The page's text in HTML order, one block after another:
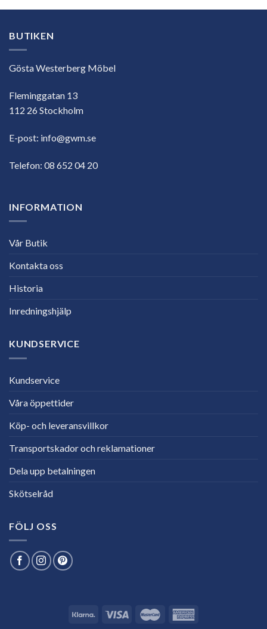
BUTIKEN
Gösta Westerberg Möbel
Fleminggatan 13
112 26 Stockholm
E-post: info@gwm.se
Telefon: 08 652 04 20
INFORMATION
Vår Butik
Kontakta oss
Historia
Inredningshjälp
KUNDSERVICE
Kundservice
Våra öppettider
Köp- och leveransvillkor
Transportskador och reklamationer
Dela upp betalningen
Skötselråd
FÖLJ OSS